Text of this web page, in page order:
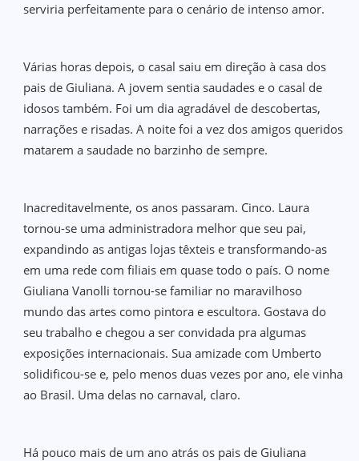
serviria perfeitamente para o cenário de intenso amor.
Várias horas depois, o casal saiu em direção à casa dos
pais de Giuliana. A jovem sentia saudades e o casal de
idosos também. Foi um dia agradável de descobertas,
narrações e risadas. A noite foi a vez dos amigos queridos
matarem a saudade no barzinho de sempre.
Inacreditavelmente, os anos passaram. Cinco. Laura
tornou-se uma administradora melhor que seu pai,
expandindo as antigas lojas têxteis e transformando-as
em uma rede com filiais em quase todo o país. O nome
Giuliana Vanolli tornou-se familiar no maravilhoso
mundo das artes como pintora e escultora. Gostava do
seu trabalho e chegou a ser convidada pra algumas
exposições internacionais. Sua amizade com Umberto
solidificou-se e, pelo menos duas vezes por ano, ele vinha
ao Brasil. Uma delas no carnaval, claro.
Há pouco mais de um ano atrás os pais de Giuliana